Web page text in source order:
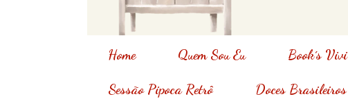
Home Quem Sou Eu Book´s Vivi
Sessão Pipoca Retrô Doces Brasileiros